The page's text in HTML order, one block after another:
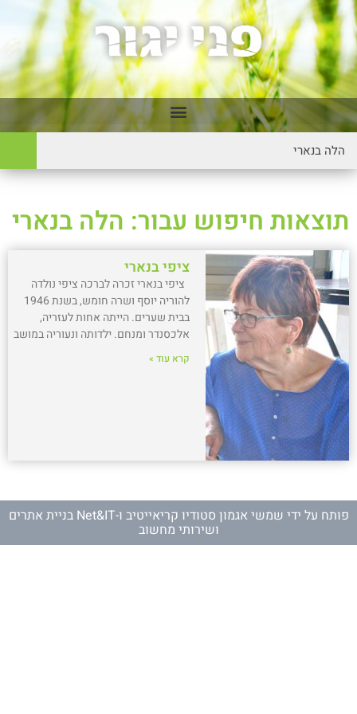
תוצאות חיפוש עבור: הלה בנארי
ציפי בנארי
ציפי בנארי זכרה לברכה ציפי נולדה
להוריה יוסף ושרה חומש, בשנת 1946
בבית שערים. הייתה אחות לעזריה,
אלכסנדר ומנחם. ילדותה ונעוריה במושב
קרא עוד »
פותח על ידי שמשי אגמון סטודיו קריאייטיב ו- Net&IT בניית אתרים
ושירותי מחשוב